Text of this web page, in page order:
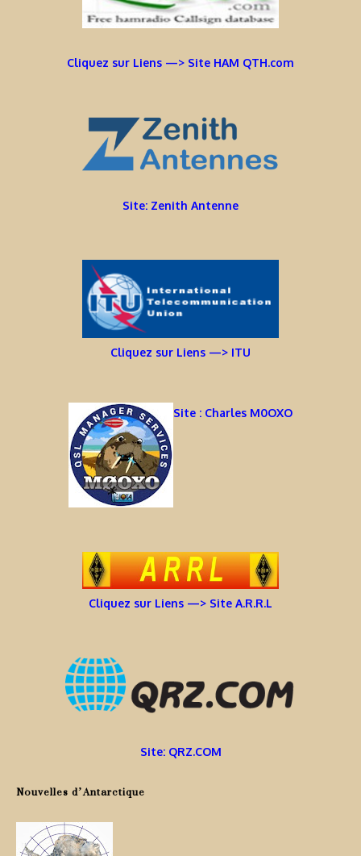
Cliquez sur Liens —> Site HAM QTH.com
Site: Zenith Antenne
Cliquez sur Liens —> ITU
Site : Charles M0OXO
Cliquez sur Liens —> Site A.R.R.L
Site: QRZ.COM
Nouvelles d’Antarctique